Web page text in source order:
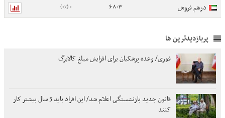
درهم فروش 6803
0 (0%)
پربازدیدترین ها
فوری/ وعده پزشکیان برای افزایش مبلغ کالابرگ
قانون جدید بازنشستگی اعلام شد/ این افراد باید 5 سال بیشتر کار
کنند